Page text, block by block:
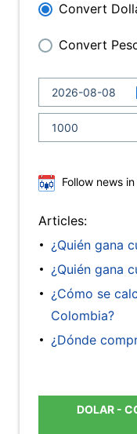
Convert
Convert
Follow news
Articles:
¿Quién gana
¿Quién gana
¿Cómo se
Colombia?
¿Dónde
DOLAR -